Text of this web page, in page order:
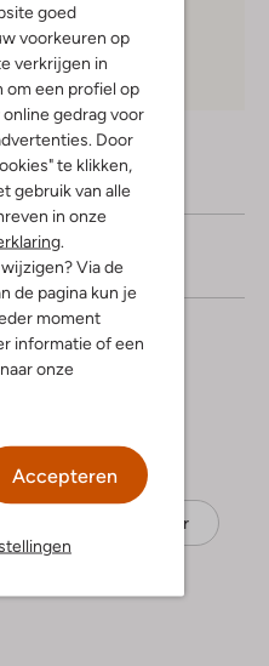
goed
voorkeuren op
verkrijgen in
om een profiel op
gedrag voor
Door
te klikken,
gebruik van alle
in onze
.
Via de
de pagina kun je
moment
informatie of een
onze
Accepteren
dagen*
4/5
Leer